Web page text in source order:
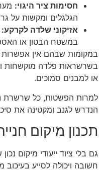
חסימות ציר היגוי:
הגלגלים ומקשות על
אזיקוני שלדה לקרקע:
במשטח הבטון או
במקומות שבהם אין
בשרשראות פלדה מוקשחות
או למבנים סמוכים.
למרות הפשטות, כל שרשרת
הנדרש לגנב ומקטינה את
תכנון מיקום
גם בלי ציוד ייעודי מיקום
חשובה ויכולה לסייע